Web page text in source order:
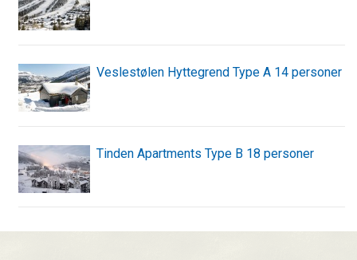
Veslestølen Hyttegrend Type A 14 personer
Tinden Apartments Type B 18 personer